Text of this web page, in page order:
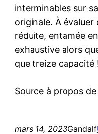
interminables sur
originale. À
réduite, entamée
exhaustive alors
que treize capacité !
Source à propos de
mars 14, 2023Gandalf